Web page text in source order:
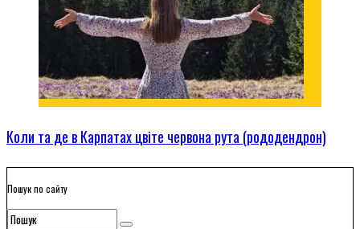
Коли та де в Карпатах цвіте червона рута (рододендрон)
Пошук по сайту